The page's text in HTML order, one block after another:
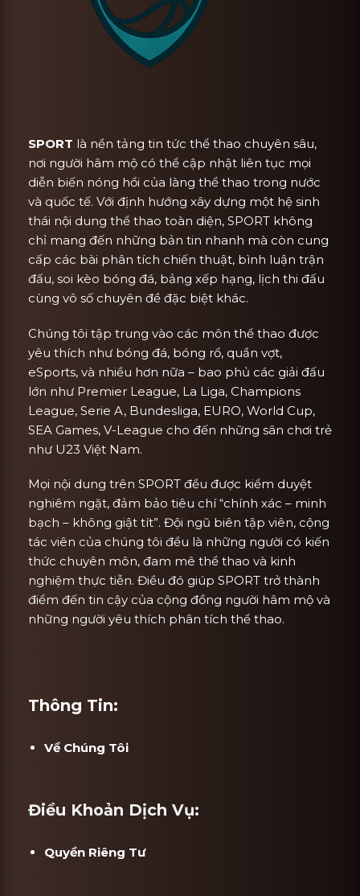
SPORT là nền tảng tin tức thể thao chuyên sâu,
nơi người hâm mộ có thể cập nhật liên tục mọi
diễn biến nóng hổi của làng thể thao trong nước
và quốc tế. Với định hướng xây dựng một hệ sinh
thái nội dung thể thao toàn diện, SPORT không
chỉ mang đến những bản tin nhanh mà còn cung
cấp các bài phân tích chiến thuật, bình luận trận
đấu, soi kèo bóng đá, bảng xếp hạng, lịch thi đấu
cùng vô số chuyên đề đặc biệt khác.
Chúng tôi tập trung vào các môn thể thao được
yêu thích như bóng đá, bóng rổ, quần vợt,
eSports, và nhiều hơn nữa – bao phủ các giải đấu
lớn như Premier League, La Liga, Champions
League, Serie A, Bundesliga, EURO, World Cup,
SEA Games, V-League cho đến những sân chơi trẻ
như U23 Việt Nam.
Mọi nội dung trên SPORT đều được kiểm duyệt
nghiêm ngặt, đảm bảo tiêu chí “chính xác – minh
bạch – không giật tít”. Đội ngũ biên tập viên, cộng
tác viên của chúng tôi đều là những người có kiến
thức chuyên môn, đam mê thể thao và kinh
nghiệm thực tiễn. Điều đó giúp SPORT trở thành
điểm đến tin cậy của cộng đồng người hâm mộ và
những người yêu thích phân tích thể thao.
Thông Tin:
Về Chúng Tôi
Điều Khoản Dịch Vụ:
Quyền Riêng Tư